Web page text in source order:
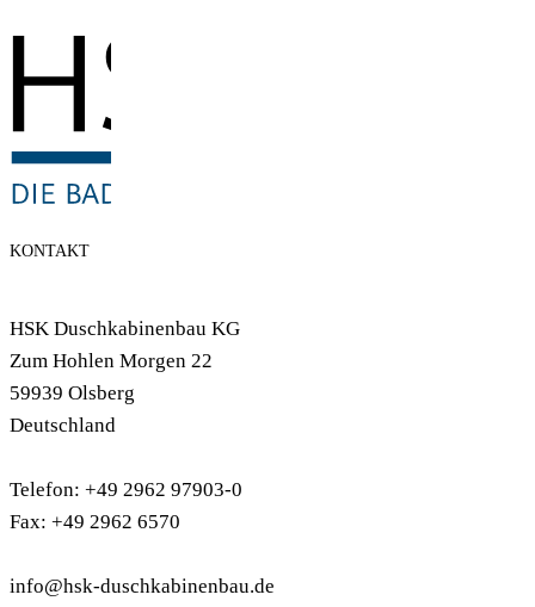
KONTAKT
HSK Duschkabinenbau KG
Zum Hohlen Morgen 22
59939 Olsberg
Deutschland
Telefon: +49 2962 97903-0
Fax: +49 2962 6570
info@hsk-duschkabinenbau.de